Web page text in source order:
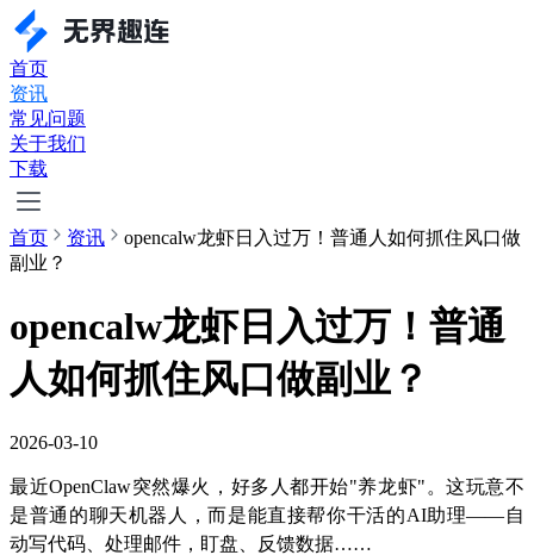
首页
资讯
常见问题
关于我们
下载
首页 资讯
opencalw龙虾日入过万！普通人如何抓住风口做
副业？
opencalw龙虾日入过万！普通
人如何抓住风口做副业？
2026-03-10
最近OpenClaw突然爆火，好多人都开始"养龙虾"。这玩意不
是普通的聊天机器人，而是能直接帮你干活的AI助理——自
动写代码、处理邮件，盯盘、反馈数据……